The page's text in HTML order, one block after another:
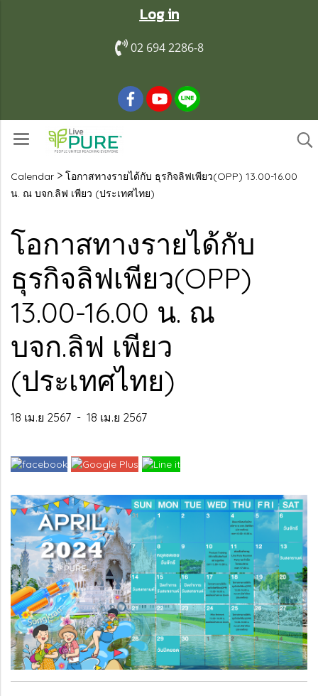
Log in
02 694 2286-8
Calendar > โอกาสทางรายได้กับ ธุรกิจลิฟเพียว(OPP) 13.00-16.00
น. ณ บจก.ลิฟ เพียว (ประเทศไทย)
โอกาสทางรายได้กับ
ธุรกิจลิฟเพียว(OPP)
13.00-16.00 น. ณ
บจก.ลิฟ เพียว
(ประเทศไทย)
18 เม.ย 2567 - 18 เม.ย 2567